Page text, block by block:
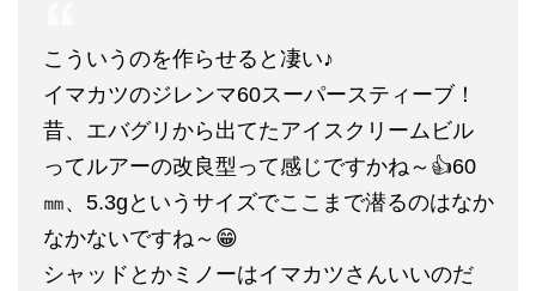
こういうのを作らせると凄い♪
イマカツのジレンマ60スーパースティーブ！
昔、エバグリから出てたアイスクリームビル
ってルアーの改良型って感じですかね～👍60
㎜、5.3gというサイズでここまで潜るのはなか
なかないですね～😁
シャッドとかミノーはイマカツさんいいのだ